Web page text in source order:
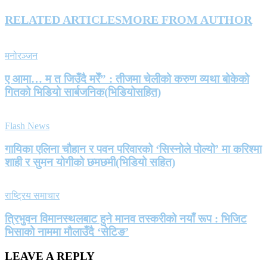
RELATED ARTICLESMORE FROM AUTHOR
मनोरञ्जन
ए आमा… म त जिउँदै मरेँ” : तीजमा चेलीको करुण व्यथा बोकेको
गितको भिडियो सार्बजनिक(भिडियोसहित)
Flash News
गायिका एलिना चौहान र पवन परिवारको ‘सिस्नोले पोल्यो’ मा करिश्मा
शाही र सुमन योगीको छमछमी(भिडियो सहित)
राष्ट्रिय समाचार
त्रिभुवन विमानस्थलबाट हुने मानव तस्करीको नयाँ रूप : भिजिट
भिसाको नाममा मौलाउँदै ‘सेटिङ’
LEAVE A REPLY